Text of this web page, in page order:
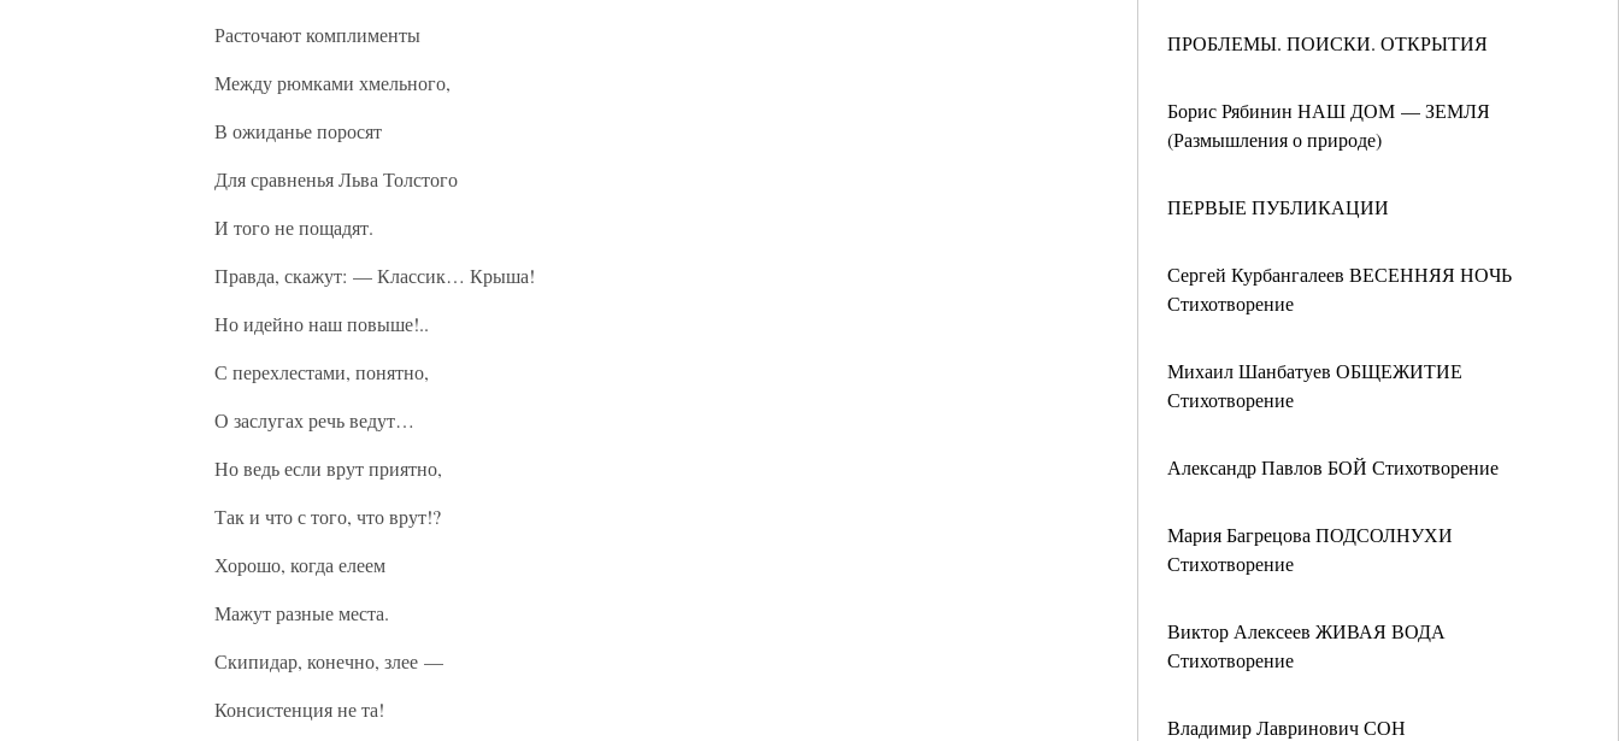
ПРОБЛЕМЫ. ПОИСКИ. ОТКРЫТИЯ
Борис Рябинин НАШ ДОМ — ЗЕМЛЯ
(Размышления о природе)
ПЕРВЫЕ ПУБЛИКАЦИИ
Сергей Курбангалеев ВЕСЕННЯЯ НОЧЬ
Стихотворение
Михаил Шанбатуев ОБЩЕЖИТИЕ
Стихотворение
Александр Павлов БОЙ Стихотворение
Мария Багрецова ПОДСОЛНУХИ
Стихотворение
Виктор Алексеев ЖИВАЯ ВОДА
Стихотворение
Владимир Лавринович СОН
Расточают комплименты
Между рюмками хмельного,
В ожиданье поросят
Для сравненья Льва Толстого
И того не пощадят.
Правда, скажут: — Классик… Крыша!
Но идейно наш повыше!..
С перехлестами, понятно,
О заслугах речь ведут…
Но ведь если врут приятно,
Так и что с того, что врут!?
Хорошо, когда елеем
Мажут разные места.
Скипидар, конечно, злее —
Консистенция не та!